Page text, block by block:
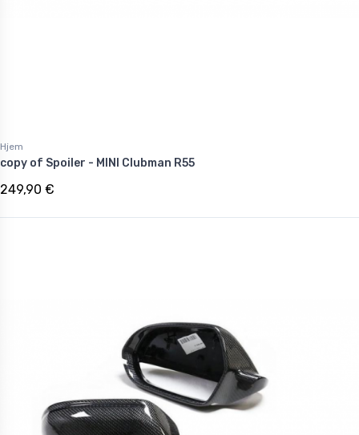
Hjem
copy of Spoiler - MINI Clubman R55
249,90 €